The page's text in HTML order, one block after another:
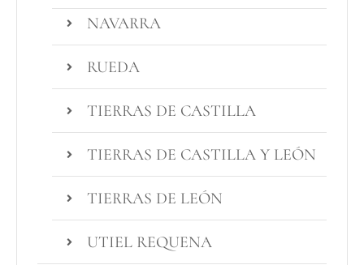
NAVARRA
RUEDA
TIERRAS DE CASTILLA
TIERRAS DE CASTILLA Y LEÓN
TIERRAS DE LEÓN
UTIEL REQUENA